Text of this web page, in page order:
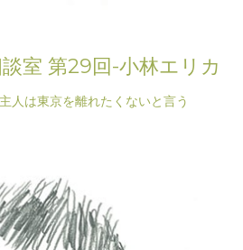
室 第29回-小林エリカ
人は東京を離れたくないと言う